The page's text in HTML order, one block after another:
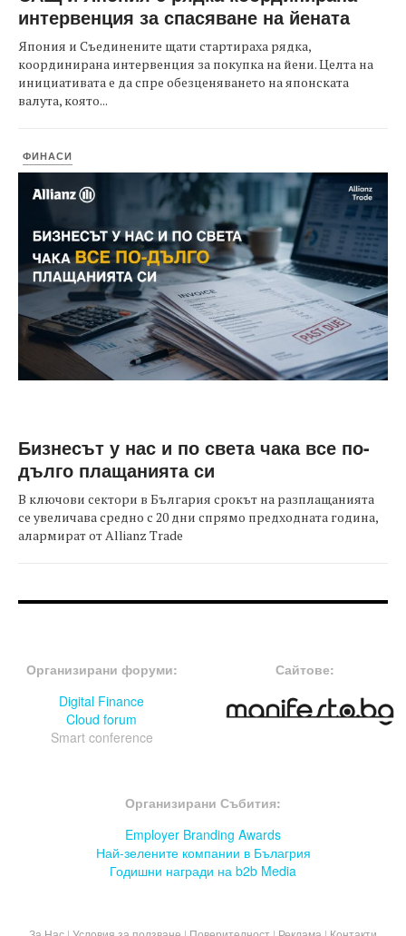
интервенция за спасяване на йената
Япония и Съединените щати стартираха рядка,
координирана интервенция за покупка на йени. Целта на
инициативата е да спре обезценяването на японската
валута, която...
ФИНАСИ
Бизнесът у нас и по света чака все по-
дълго плащанията си
В ключови сектори в България срокът на разплащанията
се увеличава средно с 20 дни спрямо предходната година,
алармират от Allianz Trade
Организирани форуми:
Digital Finance
Cloud forum
Smart conference
Сайтове:
Организирани Събития:
Employer Branding Awards
Най-зелените компании в Бълагрия
Годишни награди на b2b Media